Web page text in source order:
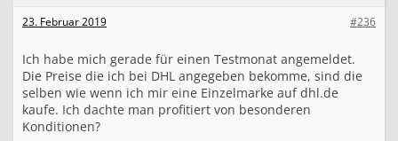
#236
23. Februar 2019
Ich habe mich gerade für einen Testmonat angemeldet.
Die Preise die ich bei DHL angegeben bekomme, sind die
selben wie wenn ich mir eine Einzelmarke auf dhl.de
kaufe. Ich dachte man profitiert von besonderen
Konditionen?